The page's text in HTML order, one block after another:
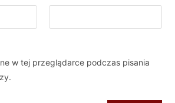
w tej przeglądarce podczas pisania